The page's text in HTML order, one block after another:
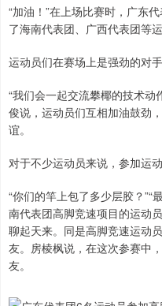
“加油！”在上场比赛时，广东
了海南代表团、广西代表团等
运动员们在赛场上是强劲的对
“我们会一起交流攀椰的技术动
俊说，运动员们互相加油鼓劲
谊。
对于不少运动员来说，参加运动
“你们的竿上包了多少层胶？”“
南代表团高脚竞速项目的运动
聊起天来。同是高脚竞速运动
友。房棱枫说，在这次参赛中
友。